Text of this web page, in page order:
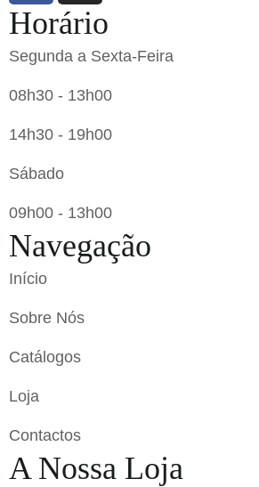
Horário
Segunda a Sexta-Feira
08h30 - 13h00
14h30 - 19h00
Sábado
09h00 - 13h00
Navegação
Início
Sobre Nós
Catálogos
Loja
Contactos
A Nossa Loja